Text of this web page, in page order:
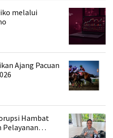
melalui
Ajang Pacuan
Hambat
Pelayanan